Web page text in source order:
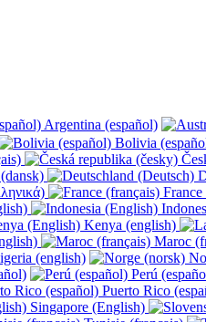
Argentina (español)
Bolivia
Kenya (english)
Maroc
(english)
Perú
Puerto Rico
Singapore (English)